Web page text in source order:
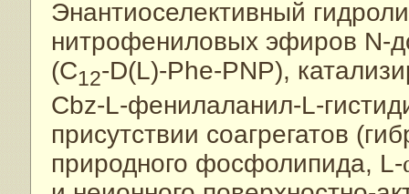
Энантиоселективный
нитрофениловых эфиров N-
(С12-D(L)-Phe-PNP),
Cbz-L-фенилаланил-L-
присутствии соагрегатов
природного фосфолипида, L-